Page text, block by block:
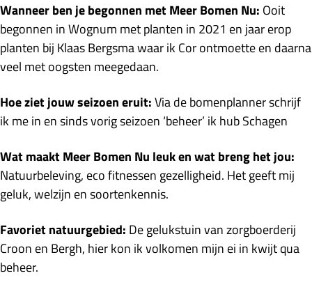
Wanneer ben je begonnen met Meer Bomen Nu: Ooit
begonnen in Wognum met planten in 2021 en jaar erop
planten bij Klaas Bergsma waar ik Cor ontmoette en daarna
veel met oogsten meegedaan.
Hoe ziet jouw seizoen eruit:Via de bomenplanner schrijf
ik me in en sinds vorig seizoen ‘beheer’ ik hub Schagen
Wat maakt Meer Bomen Nu leuk en wat breng het jou:
Natuurbeleving, eco fitnessen gezelligheid. Het geeft mij
geluk, welzijn en soortenkennis.
Favoriet natuurgebied: De gelukstuin van zorgboerderij
Croon en Bergh, hier kon ik volkomen mijn ei in kwijt qua
beheer.